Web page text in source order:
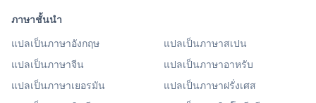
ภาษาชั้นนำ
แปลเป็นภาษาอังกฤษ
แปลเป็นภาษาสเปน
แปลเป็นภาษาจีน
แปลเป็นภาษาอาหรับ
แปลเป็นภาษาเยอรมัน
แปลเป็นภาษาฝรั่งเศส